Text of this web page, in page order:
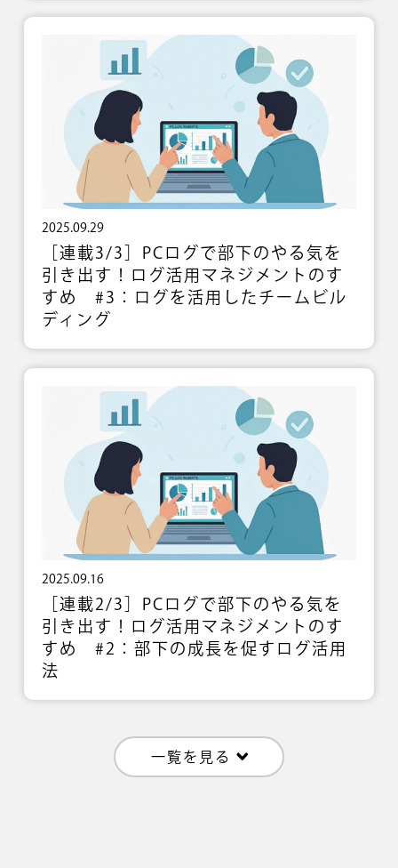
2025.09.29
［連載3/3］PCログで部下のやる気を
引き出す！ログ活用マネジメントのす
すめ #3：ログを活用したチームビル
ディング
2025.09.16
［連載2/3］PCログで部下のやる気を
引き出す！ログ活用マネジメントのす
すめ #2：部下の成長を促すログ活用
法
一覧を見る